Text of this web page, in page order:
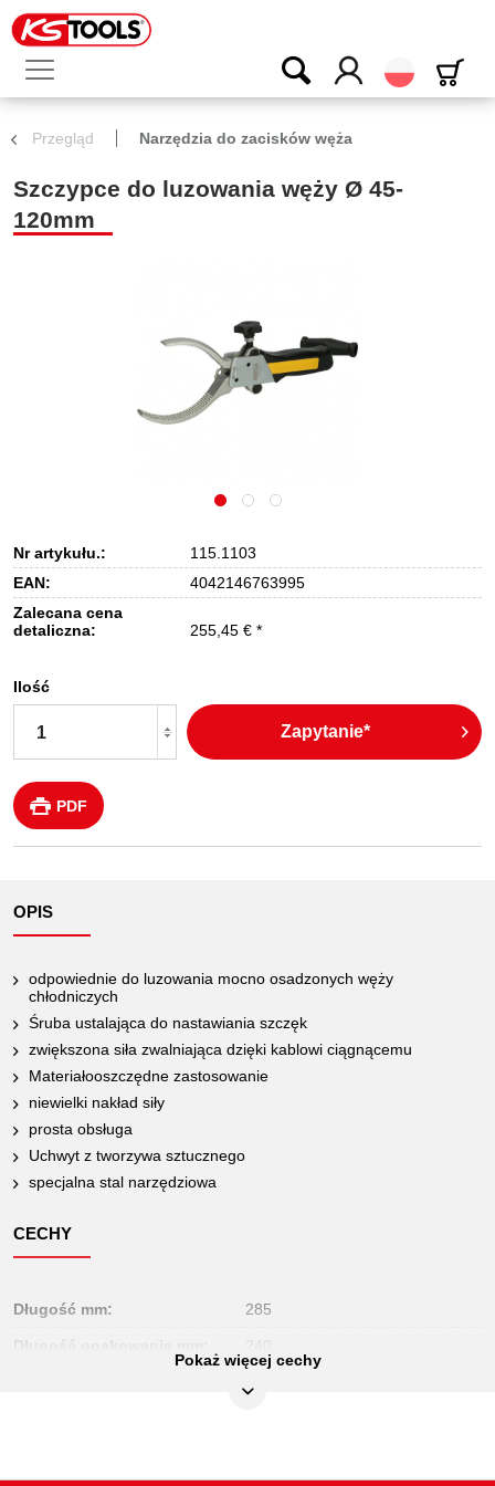
Polski
Przegląd Narzędzia do zacisków węża
Szczypce do luzowania węży Ø 45-
120mm
Nr artykułu.:
115.1103
EAN:
4042146763995
Zalecana cena
detaliczna:
255,45 € *
Ilość
Zapytanie*
PDF
OPIS
odpowiednie do luzowania mocno osadzonych węży
chłodniczych
Śruba ustalająca do nastawiania szczęk
zwiększona siła zwalniająca dzięki kablowi ciągnącemu
Materiałooszczędne zastosowanie
niewielki nakład siły
prosta obsługa
Uchwyt z tworzywa sztucznego
specjalna stal narzędziowa
CECHY
Długość mm: 285
Długość opakowania mm:
Pokaż więcej cechy